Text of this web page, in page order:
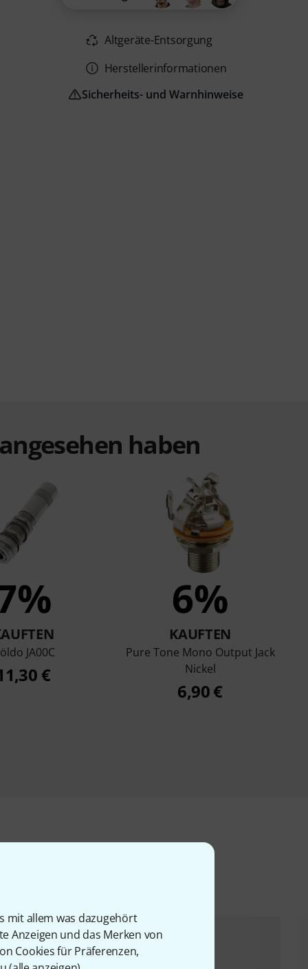
mit allem was dazugehört
Anzeigen und das Merken von
Cookies für Präferenzen,
Altgeräte-Entsorgung
Herstellerinformationen
Sicherheits- und Warnhinweise
haben
JA00C
€
6%
KAUFTEN
Pure Tone Mono Output Jack
Nickel
6,90 €